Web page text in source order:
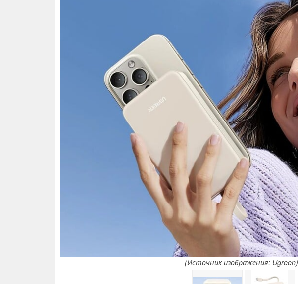
(Источник изображения: Ugreen)